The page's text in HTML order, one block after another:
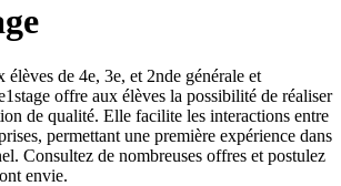
élèves de 4e, 3e, et 2nde générale et
offre aux élèves la possibilité de réaliser
de qualité. Elle facilite les interactions entre
permettant une première expérience dans
Consultez de nombreuses offres et postulez
envie.